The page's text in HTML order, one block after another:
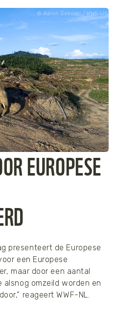
Aaron Gekoski / WWF-US
EUROPESE
presenteert de Europese
een Europese
maar door een aantal
omzeild worden en
reageert WWF-NL.